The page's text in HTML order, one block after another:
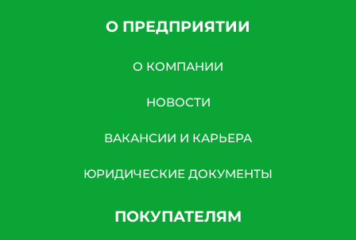
О ПРЕДПРИЯТИИ
О КОМПАНИИ
НОВОСТИ
ВАКАНСИИ И КАРЬЕРА
ЮРИДИЧЕСКИЕ ДОКУМЕНТЫ
ПОКУПАТЕЛЯМ